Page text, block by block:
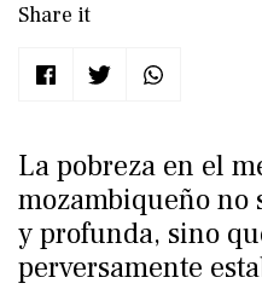
La pobreza en el
mozambiqueño no
y profunda, sino
perversamente
Share it